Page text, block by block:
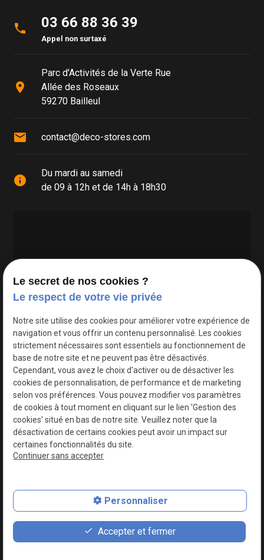
phone 03 66 88 36 39
Appel non surtaxé
place
Parc d'Activités de la Verte Rue
Allée des Roseaux
59270 Bailleul
mail contact@deco-stores.com
info
Du mardi au samedi
de 09 à 12h et de 14h à 18h30
Google Maps Search API est désactivé.
Plan du site
Mentions légales
Politique de confidentialité
Le secret de nos cookies ?
Le respect de votre vie privée
Notre site utilise des cookies pour améliorer votre expérience de
navigation et vous offrir un contenu personnalisé. Les cookies
strictement nécessaires sont essentiels au fonctionnement de
base de notre site et ne peuvent pas être désactivés.
Cependant, vous avez le choix d'activer ou de désactiver les
cookies de personnalisation, de performance et de marketing
selon vos préférences. Vous pouvez modifier vos paramètres
de cookies à tout moment en cliquant sur le lien 'Gestion des
cookies' situé en bas de notre site. Veuillez noter que la
désactivation de certains cookies peut avoir un impact sur
certaines fonctionnalités du site.
Continuer sans accepter
Personnaliser
Accepter et fermer